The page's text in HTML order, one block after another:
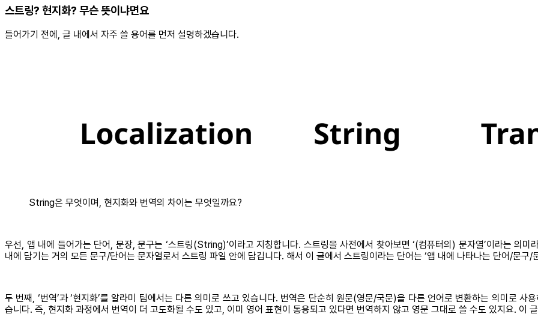
스트링? 현지화? 무슨 뜻이냐면요
들어가기 전에, 글 내에서 자주 쓸 용어를 먼저 설명하겠습니다.
String은 무엇이며, 현지화와 번역의 차이는 무엇일까요?
우선, 앱 내에 들어가는 단어, 문장, 문구는 ‘스트링(String)’이라고 지칭합니다. 스트링을 사전에서 찾아보면 ‘(컴퓨터의) 문자열’이라는 의
내에 담기는 거의 모든 문구/단어는 문자열로서 스트링 파일 안에 담깁니다. 해서 이 글에서 스트링이라는 단어는 ‘앱 내에 나타나는 단어/문구/
두 번째, ‘번역’과 ‘현지화’를 알라미 팀에서는 다른 의미로 쓰고 있습니다. 번역은 단순히 원문(영문/국문)을 다른 언어로 변환하는 의미로 사
습니다. 즉, 현지화 과정에서 번역이 더 고도화될 수도 있고, 이미 영어 표현이 통용되고 있다면 번역하지 않고 영문 그대로 쓸 수도 있지요. 이